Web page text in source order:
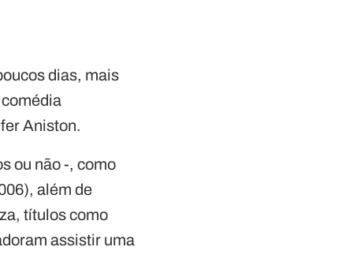
dias, mais
Aniston.
ou não -, como
além de
títulos como
assistir uma